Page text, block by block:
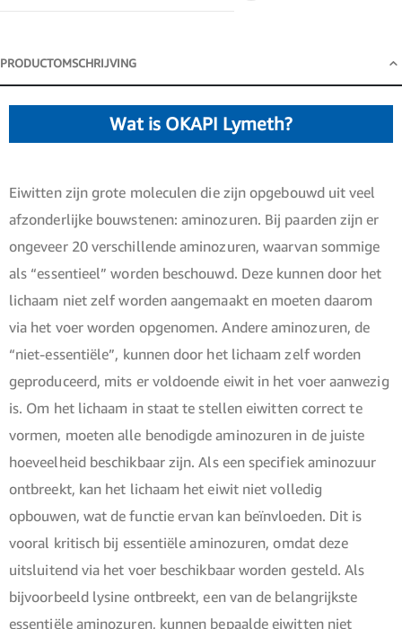
PRODUCTOMSCHRIJVING
Productomschrijving
Wat is OKAPI Lymeth?
Eiwitten zijn grote moleculen die zijn opgebouwd uit veel
afzonderlijke bouwstenen: aminozuren. Bij paarden zijn er
ongeveer 20 verschillende aminozuren, waarvan sommige
als “essentieel” worden beschouwd. Deze kunnen door het
lichaam niet zelf worden aangemaakt en moeten daarom
via het voer worden opgenomen. Andere aminozuren, de
“niet-essentiële”, kunnen door het lichaam zelf worden
geproduceerd, mits er voldoende eiwit in het voer aanwezig
is. Om het lichaam in staat te stellen eiwitten correct te
vormen, moeten alle benodigde aminozuren in de juiste
hoeveelheid beschikbaar zijn. Als een specifiek aminozuur
ontbreekt, kan het lichaam het eiwit niet volledig
opbouwen, wat de functie ervan kan beïnvloeden. Dit is
vooral kritisch bij essentiële aminozuren, omdat deze
uitsluitend via het voer beschikbaar worden gesteld. Als
bijvoorbeeld lysine ontbreekt, een van de belangrijkste
essentiële aminozuren, kunnen bepaalde eiwitten niet